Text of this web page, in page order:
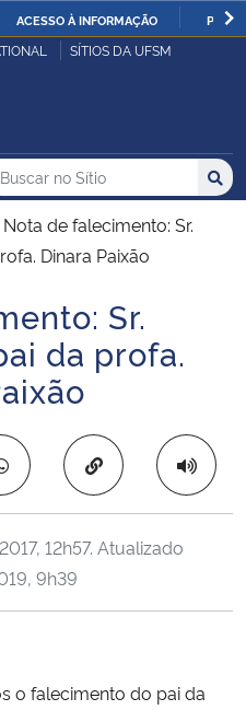
IR
ACESSO À INFORMAÇÃO
e Comunicações
SÍTIOS DA UFSM
Sítio no no Sítio
Nota de falecimento: Sr.
Dinara Paixão
Sr.
da profa.
Copiar para área
12h57. Atualizado
9h39
o falecimento do pai da